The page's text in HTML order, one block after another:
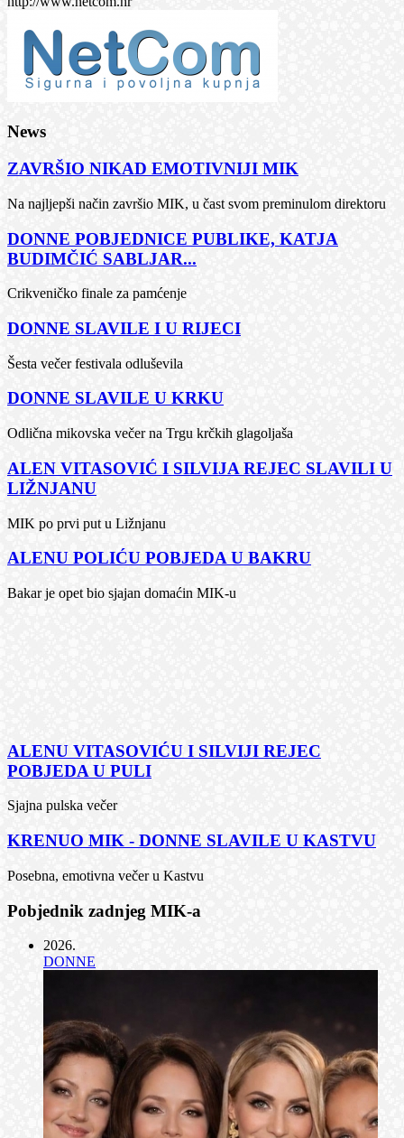
News
ZAVRŠIO NIKAD EMOTIVNIJI MIK
Na najljepši način završio MIK, u čast svom preminulom direktoru
DONNE POBJEDNICE PUBLIKE, KATJA
BUDIMČIĆ SABLJAR...
Crikveničko finale za pamćenje
DONNE SLAVILE I U RIJECI
Šesta večer festivala odluševila
DONNE SLAVILE U KRKU
Odlična mikovska večer na Trgu krčkih glagoljaša
ALEN VITASOVIĆ I SILVIJA REJEC SLAVILI U
LIŽNJANU
MIK po prvi put u Ližnjanu
ALENU POLIĆU POBJEDA U BAKRU
Bakar je opet bio sjajan domaćin MIK-u
ALENU VITASOVIĆU I SILVIJI REJEC
POBJEDA U PULI
Sjajna pulska večer
KRENUO MIK - DONNE SLAVILE U KASTVU
Posebna, emotivna večer u Kastvu
Pobjednik zadnjeg MIK-a
2026.
DONNE